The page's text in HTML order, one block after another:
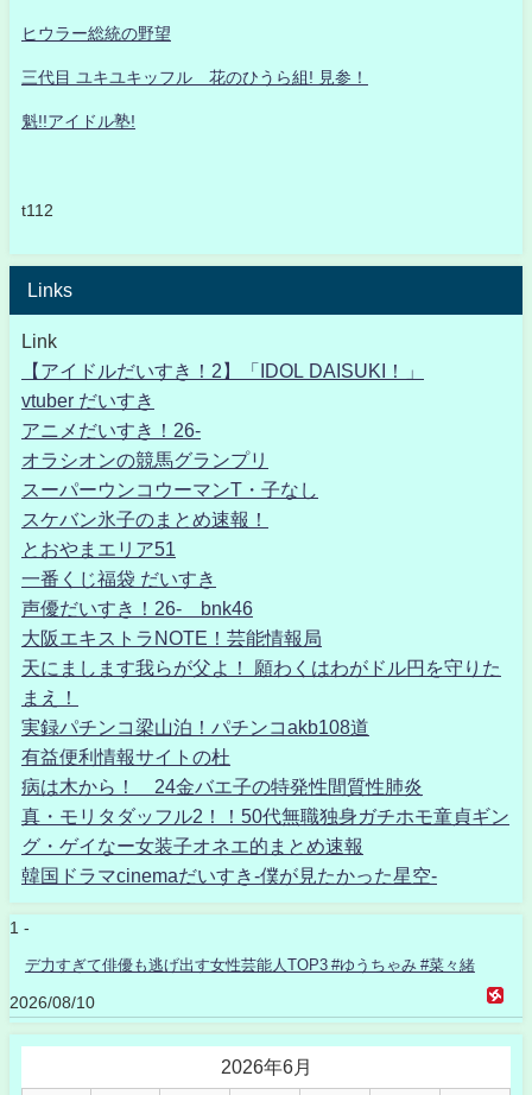
ヒウラー総統の野望
三代目 ユキユキッフル 花のひうら組! 見参！
魁!!アイドル塾!
t112
Links
Link
【アイドルだいすき！2】「IDOL DAISUKI！」
vtuber だいすき
アニメだいすき！26-
オラシオンの競馬グランプリ
スーパーウンコウーマンT・子なし
スケバン氷子のまとめ速報！
とおやまエリア51
一番くじ福袋 だいすき
声優だいすき！26- bnk46
大阪エキストラNOTE！芸能情報局
天にまします我らが父よ！ 願わくはわがドル円を守りた
まえ！
実録パチンコ梁山泊！パチンコakb108道
有益便利情報サイトの杜
病は木から！ 24金バエ子の特発性間質性肺炎
真・モリタダッフル2！！50代無職独身ガチホモ童貞ギン
グ・ゲイなー女装子オネエ的まとめ速報
韓国ドラマcinemaだいすき-僕が見たかった星空-
1 -
デ力すぎて俳優も逃げ出す女性芸能人TOP3 #ゆうちゃみ #菜々緒
2026/08/10
2026年6月